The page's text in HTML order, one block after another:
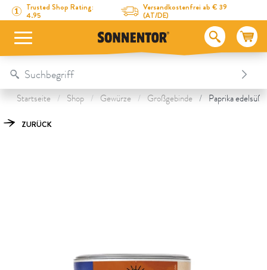
Direkt zum Inhalt
Zum Inhaltsverzeichnis
Direkt zum Menü
Trusted Shop Rating:
4.95
Versandkostenfrei ab € 39
(AT/DE)
Table Of Content
Paprika edelsüß gemahlen
Das könnte Dich auch interessieren
Startseite Shop Gewürze Großgebinde Paprika edelsüß
ZURÜCK